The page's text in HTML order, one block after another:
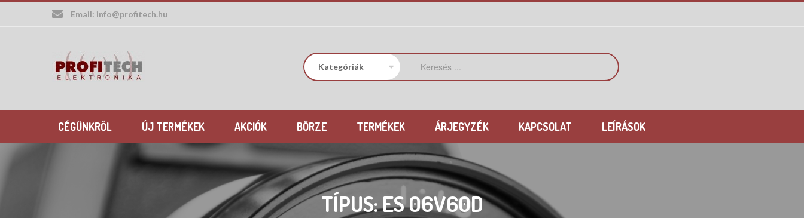
Email: info@profitech.hu
CÉGÜNKRŐL ÚJ TERMÉKEK AKCIÓK BÖRZE TERMÉKEK ÁRJEGYZÉK KAPCSOLAT LEÍRÁSOK
TÍPUS: ES 06V60D